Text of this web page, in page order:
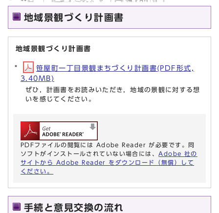
地域景観づくり計画書
地域景観づくり計画書
笹屋町一丁目景観まちづくり計画書(PDF形式,
3.40MB)
ぜひ，計画書をお読みいただき，地域の景観に対する想
いを感じてください。
PDFファイルの閲覧には Adobe Reader が必要です。同
ソフトがインストールされていない場合には、 Adobe 社の
サイトから Adobe Reader をダウンロード（無償）して
ください。
手続と意見交換の流れ